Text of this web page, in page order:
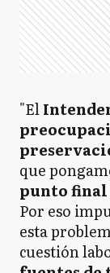
"El
que
punto
Por eso
esta
cuestión